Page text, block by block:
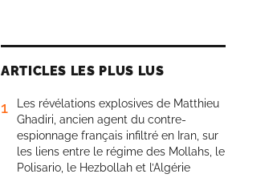
ARTICLES LES PLUS LUS
1
Les révélations explosives de Matthieu
Ghadiri, ancien agent du contre-
espionnage français infiltré en Iran, sur
les liens entre le régime des Mollahs, le
Polisario, le Hezbollah et l’Algérie